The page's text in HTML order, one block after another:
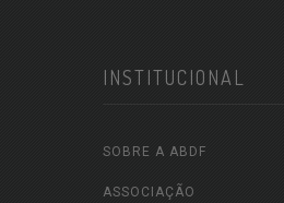
INSTITUCIONAL
SOBRE A ABDF
ASSOCIAÇÃO